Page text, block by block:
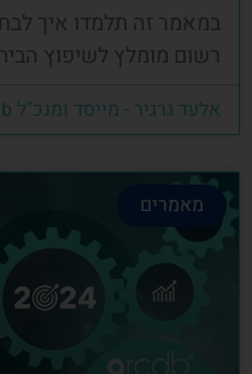
במאמר זה תלמדו איך
רשום מומלץ לשיפוץ
אלעד גרגיר - מייסד ומנכ"ל arcdb
מאמרים